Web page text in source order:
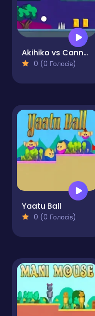
Akihiko vs Cannons 2
0 (0 Голосів)
Yaatu Ball
0 (0 Голосів)